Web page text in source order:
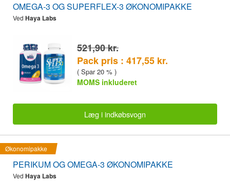
OMEGA-3 OG SUPERFLEX-3 ØKONOMIPAKKE
Ved Haya Labs
521,90 kr.
Pack pris : 417,55 kr.
( Spar 20 % )
MOMS inkluderet
Læg i indkøbsvogn
Økonomipakke
PERIKUM OG OMEGA-3 ØKONOMIPAKKE
Ved Haya Labs